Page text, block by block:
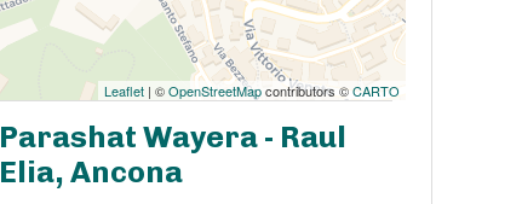
Leaflet| ©OpenStreetMapcontributors ©CARTO
Parashat Wayera - Raul
Elia, Ancona